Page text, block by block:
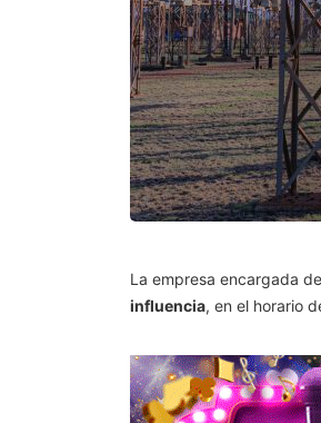
La empresa encargada
influencia, en el horario